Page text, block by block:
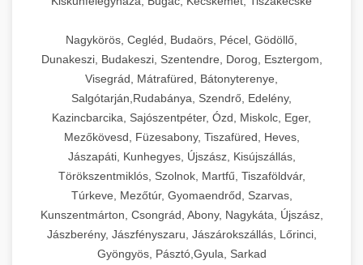
Nagykörös, Cegléd, Budaörs, Pécel, Gödöllő,
Dunakeszi, Budakeszi, Szentendre, Dorog, Esztergom,
Visegrád, Mátrafüred, Bátonyterenye,
Salgótarján,Rudabánya, Szendrő, Edelény,
Kazincbarcika, Sajószentpéter, Ózd, Miskolc, Eger,
Mezőkövesd, Füzesabony, Tiszafüred, Heves,
Jászapáti, Kunhegyes, Újszász, Kisújszállás,
Törökszentmiklós, Szolnok, Martfű, Tiszaföldvár,
Túrkeve, Mezőtúr, Gyomaendrőd, Szarvas,
Kunszentmárton, Csongrád, Abony, Nagykáta, Újszász,
Jászberény, Jászfényszaru, Jászárokszállás, Lőrinci,
Gyöngyös, Pásztó,Gyula, Sarkad